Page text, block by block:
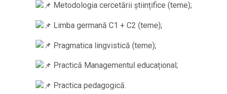
Metodologia cercetării științifice (teme);
Limba germană C1 + C2 (teme);
Pragmatica lingvistică (teme);
Practică Managementul educațional;
Practica pedagogică.